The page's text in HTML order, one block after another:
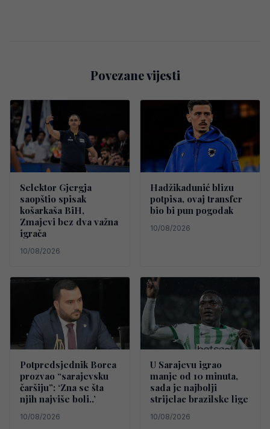
Povezane vijesti
Selektor Gjergja
saopštio spisak
košarkaša BiH,
Zmajevi bez dva važna
igrača
10/08/2026
Hadžikadunić blizu
potpisa, ovaj transfer
bio bi pun pogodak
10/08/2026
Potpredsjednik Borca
prozvao “sarajevsku
čaršiju”: ‘Zna se šta
njih najviše boli..’
10/08/2026
U Sarajevu igrao
manje od 10 minuta,
sada je najbolji
strijelac brazilske lige
10/08/2026